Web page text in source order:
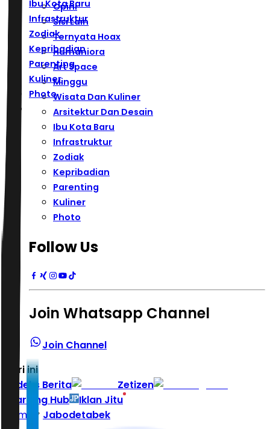
Ibu Kota Baru
Infrastruktur
Zodiak
Kepribadian
Parenting
Kuliner
Photo
Opini
Sisi Lain
Ternyata Hoax
Humaniora
Art Space
Minggu
Wisata Dan Kuliner
Arsitektur Dan Desain
Ibu Kota Baru
Infrastruktur
Zodiak
Kepribadian
Parenting
Kuliner
Photo
Follow Us
Join Whatsapp Channel
Join Channel
Hari ini
Indeks Berita
Zetizen
Learning Hub
Iklan Jitu
Home
Jabodetabek